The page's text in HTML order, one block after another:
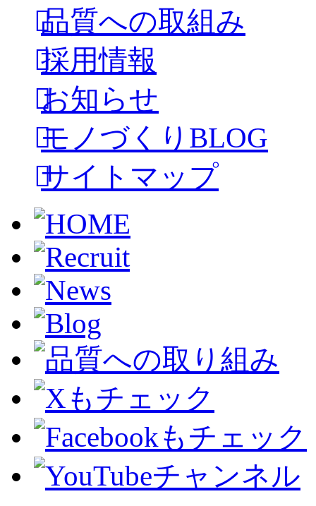
品質への取組み
採用情報
お知らせ
モノづくりBLOG
サイトマップ